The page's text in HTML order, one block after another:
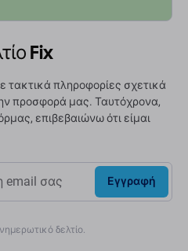
Fix
τακτικά πληροφορίες σχετικά
προσφορά μας. Ταυτόχρονα,
επιβεβαιώνω ότι είμαι
Εγγραφή
δελτίο.